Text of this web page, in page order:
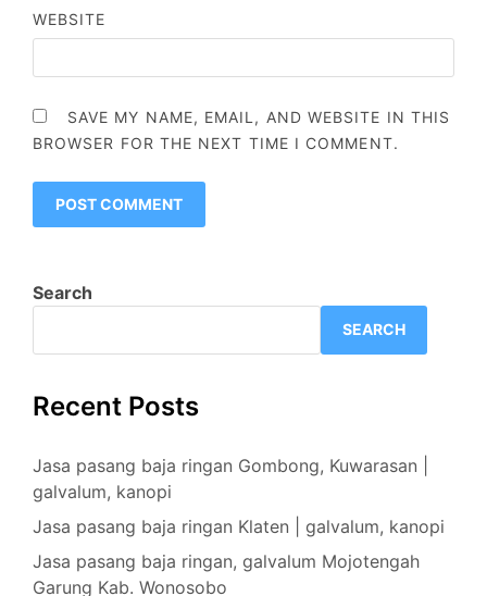
WEBSITE
SAVE MY NAME, EMAIL, AND WEBSITE IN THIS
BROWSER FOR THE NEXT TIME I COMMENT.
Search
SEARCH
Recent Posts
Jasa pasang baja ringan Gombong, Kuwarasan |
galvalum, kanopi
Jasa pasang baja ringan Klaten | galvalum, kanopi
Jasa pasang baja ringan, galvalum Mojotengah
Garung Kab. Wonosobo